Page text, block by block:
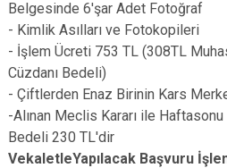
Belgesinde 6'şar Adet Fotoğraf
- Kimlik Asılları ve Fotokopileri
- İşlem Ücreti 753 TL (308TL
Cüzdanı Bedeli)
- Çiftlerden Enaz Birinin Kars
-Alınan Meclis Kararı ile
Bedeli 230 TL'dir
VekaletleYapılacak Başvuru